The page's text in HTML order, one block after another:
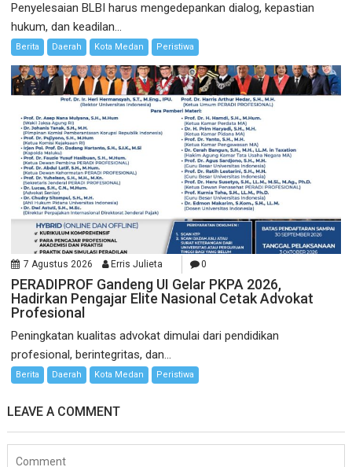
Penyelesaian BLBI harus mengedepankan dialog, kepastian
hukum, dan keadilan...
Berita Daerah Kota Medan Peristiwa
7 Agustus 2026 Erris Julieta 0
PERADIPROF Gandeng UI Gelar PKPA 2026,
Hadirkan Pengajar Elite Nasional Cetak Advokat
Profesional
Peningkatan kualitas advokat dimulai dari pendidikan
profesional, berintegritas, dan...
Berita Daerah Kota Medan Peristiwa
LEAVE A COMMENT